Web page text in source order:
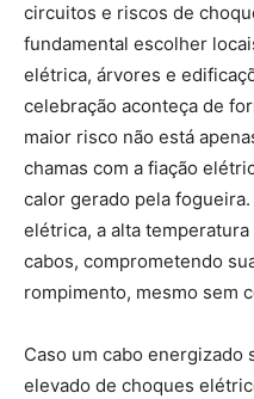
circuitos e riscos de
fundamental escolher
elétrica, árvores e
celebração aconteça de
maior risco não está
chamas com a fiação
calor gerado pela
elétrica, a alta
cabos, comprometendo
rompimento, mesmo sem
Caso um cabo energizado
elevado de choques